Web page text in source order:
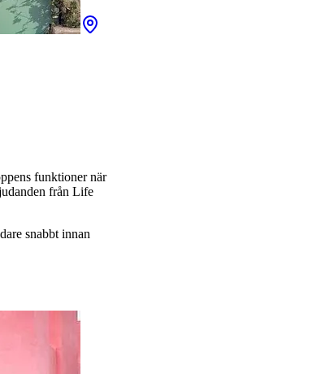
funktioner när
från Life
snabbt innan